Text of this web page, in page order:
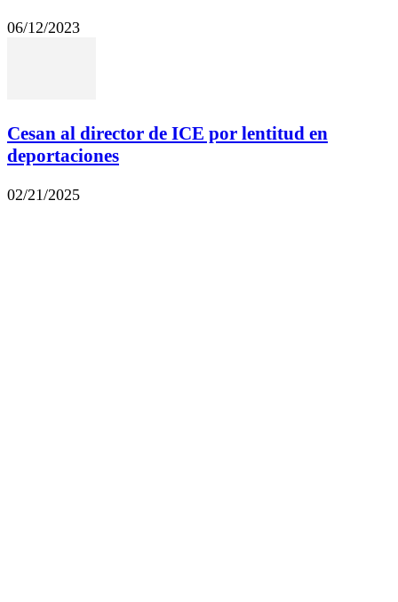
06/12/2023
Cesan al director de ICE por lentitud en
deportaciones
02/21/2025